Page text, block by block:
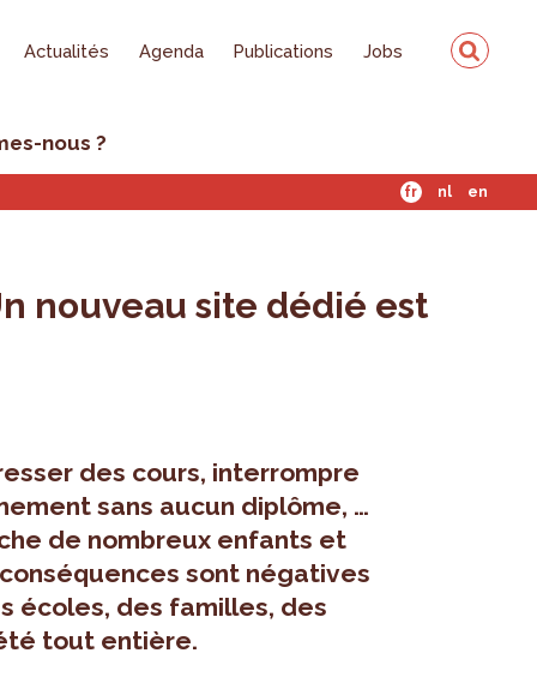
Actualités Agenda Publications Jobs
nous ?
fr nl en
nouveau site dédié est
des cours, interrompre
sans aucun diplôme, …
de nombreux enfants et
sont négatives
écoles, des familles, des
tout entière.